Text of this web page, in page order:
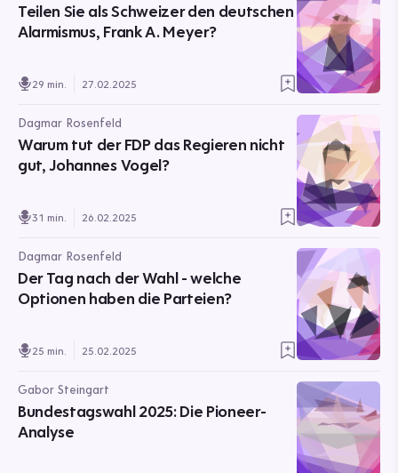
Teilen Sie als Schweizer den deutschen
Alarmismus, Frank A. Meyer?
29 min. 27.02.2025
Dagmar Rosenfeld
Warum tut der FDP das Regieren nicht
gut, Johannes Vogel?
31 min. 26.02.2025
Dagmar Rosenfeld
Der Tag nach der Wahl - welche
Optionen haben die Parteien?
25 min. 25.02.2025
Gabor Steingart
Bundestagswahl 2025: Die Pioneer-
Analyse